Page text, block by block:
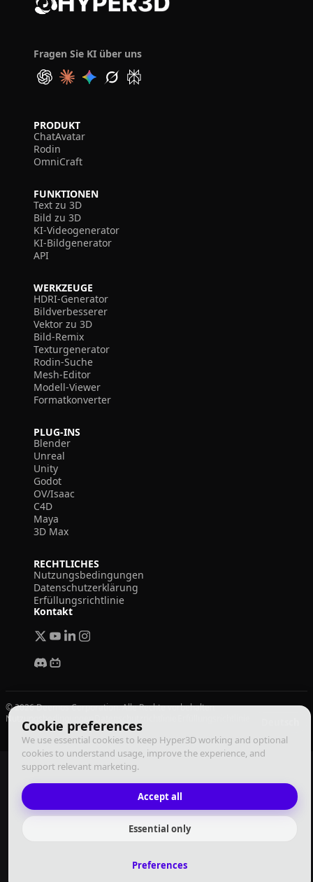
Cookie preferences
We use essential cookies to keep Hyper3D working and optional
cookies to understand usage, improve the experience, and
support relevant marketing.
Accept all
Essential only
Preferences
Fragen Sie KI über uns
PRODUKT
ChatAvatar
Rodin
OmniCraft
FUNKTIONEN
Text zu 3D
Bild zu 3D
KI-Videogenerator
KI-Bildgenerator
API
WERKZEUGE
HDRI-Generator
Bildverbesserer
Vektor zu 3D
Bild-Remix
Texturgenerator
Rodin-Suche
Mesh-Editor
Modell-Viewer
Formatkonverter
PLUG-INS
Blender
Unreal
Unity
Godot
OV/Isaac
C4D
Maya
3D Max
RECHTLICHES
Nutzungsbedingungen
Datenschutzerklärung
Erfüllungsrichtlinie
Kontakt
© 2026 Deemos Corporation. Alle Rechte vorbehalten
Nutzungsbedingungen